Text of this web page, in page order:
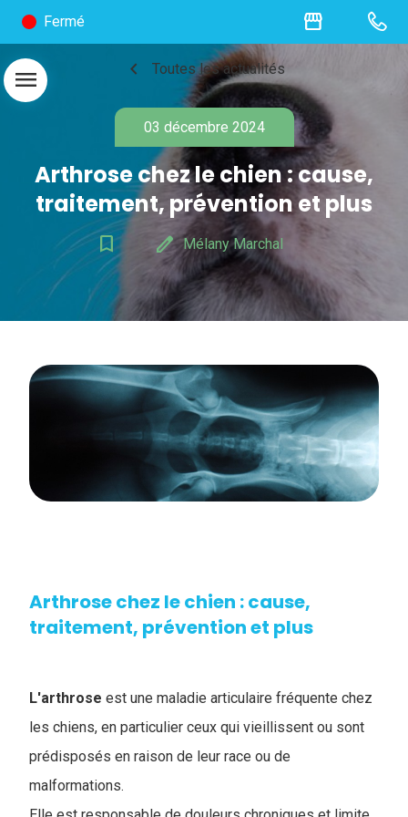
Fermé storefront
menu chevron_left Toutes les actualités
03 décembre 2024
Arthrose chez le chien : cause,
traitement, prévention et plus
bookmark_border edit Mélany Marchal
Arthrose chez le chien : cause,
traitement, prévention et plus
L'arthrose est une maladie articulaire fréquente chez
les chiens, en particulier ceux qui vieillissent ou sont
prédisposés en raison de leur race ou de
malformations.